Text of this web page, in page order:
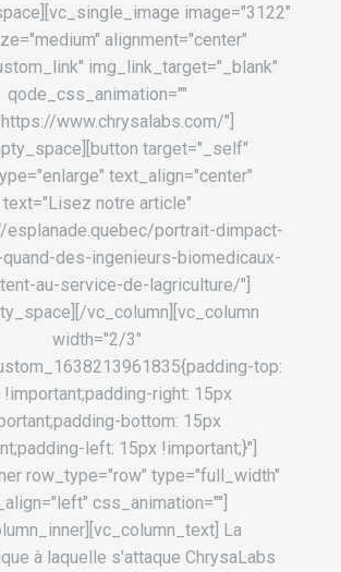
image="3122"
alignment="center"
img_link_target="_blank"
qode_css_animation=""
www.chrysalabs.com/"]
target="_self"
text_align="center"
text="Lisez notre article"
esplanade.quebec/portrait-dimpact-
des-ingenieurs-biomedicaux-
au-service-de-lagriculture/"]
vc_column][vc_column
width="2/3"
top:
!important;padding-right: 15px
bottom: 15px
left: 15px !important;}"]
row_type="row" type="full_width"
css_animation=""]
La
à laquelle s'attaque ChrysaLabs